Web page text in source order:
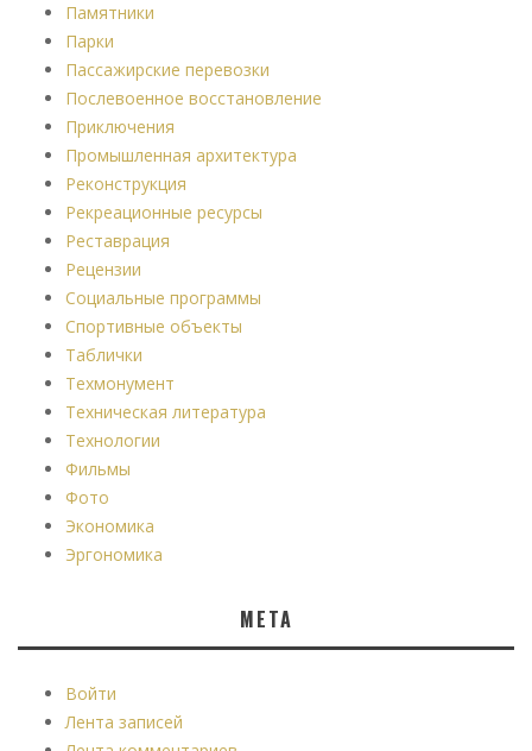
Памятники
Парки
Пассажирские перевозки
Послевоенное восстановление
Приключения
Промышленная архитектура
Реконструкция
Рекреационные ресурсы
Реставрация
Рецензии
Социальные программы
Спортивные объекты
Таблички
Техмонумент
Техническая литература
Технологии
Фильмы
Фото
Экономика
Эргономика
МЕТА
Войти
Лента записей